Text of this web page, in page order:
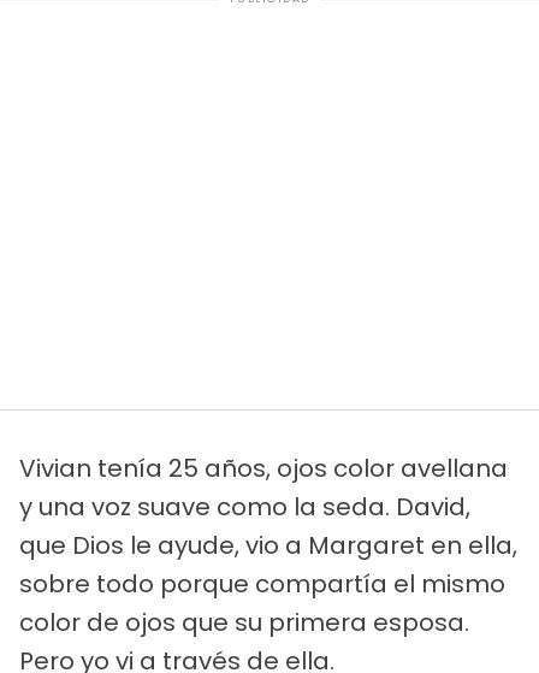
Vivian tenía 25 años, ojos color avellana
y una voz suave como la seda. David,
que Dios le ayude, vio a Margaret en ella,
sobre todo porque compartía el mismo
color de ojos que su primera esposa.
Pero yo vi a través de ella.